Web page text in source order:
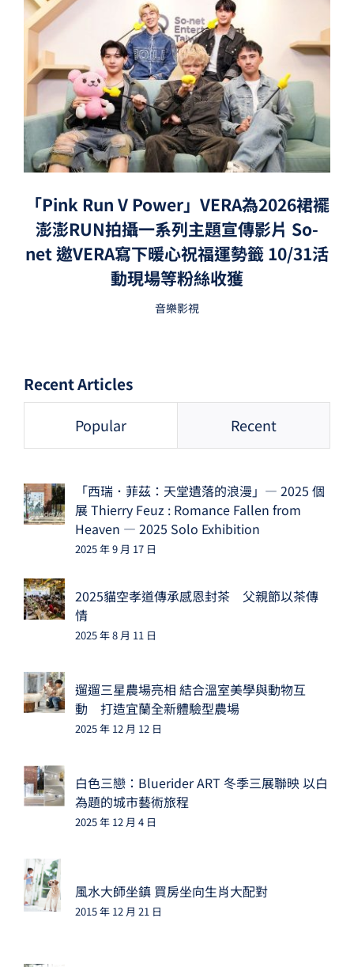
「Pink Run V Power」VERA為2026裙襬
澎澎RUN拍攝一系列主題宣傳影片 So-
net 邀VERA寫下暖心祝福運勢籤 10/31活
動現場等粉絲收獲
音樂影視
Recent Articles
Popular Recent
「西瑞．菲茲：天堂遺落的浪漫」— 2025 個
展 Thierry Feuz : Romance Fallen from
Heaven — 2025 Solo Exhibition
2025 年 9 月 17 日
2025貓空孝道傳承感恩封茶 父親節以茶傳
情
2025 年 8 月 11 日
遛遛三星農場亮相 結合溫室美學與動物互
動 打造宜蘭全新體驗型農場
2025 年 12 月 12 日
白色三戀：Bluerider ART 冬季三展聯映 以白
為題的城市藝術旅程
2025 年 12 月 4 日
風水大師坐鎮 買房坐向生肖大配對
2015 年 12 月 21 日